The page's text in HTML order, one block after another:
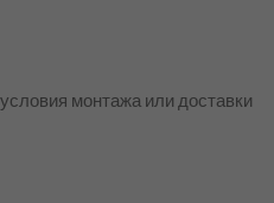
монтажа или доставки